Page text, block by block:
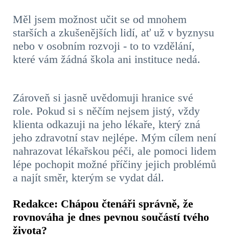
Měl jsem možnost učit se od mnohem
starších a zkušenějších lidí, ať už v byznysu
nebo v osobním rozvoji - to to vzdělání,
které vám žádná škola ani instituce nedá.
Zároveň si jasně uvědomuji hranice své
role. Pokud si s něčím nejsem jistý, vždy
klienta odkazuji na jeho lékaře, který zná
jeho zdravotní stav nejlépe. Mým cílem není
nahrazovat lékařskou péči, ale pomoci lidem
lépe pochopit možné příčiny jejich problémů
a najít směr, kterým se vydat dál.
Redakce: Chápou čtenáři správně, že
rovnováha je dnes pevnou součástí tvého
života?